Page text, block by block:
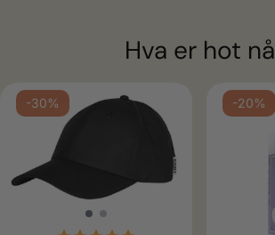
Hva er hot nå
-30% -20%